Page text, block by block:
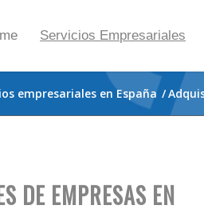
Servicios Empresariales
empresariales en España /
DE EMPRESAS EN